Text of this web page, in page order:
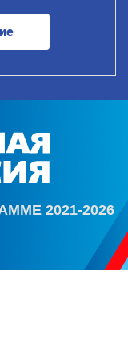
2021-2026